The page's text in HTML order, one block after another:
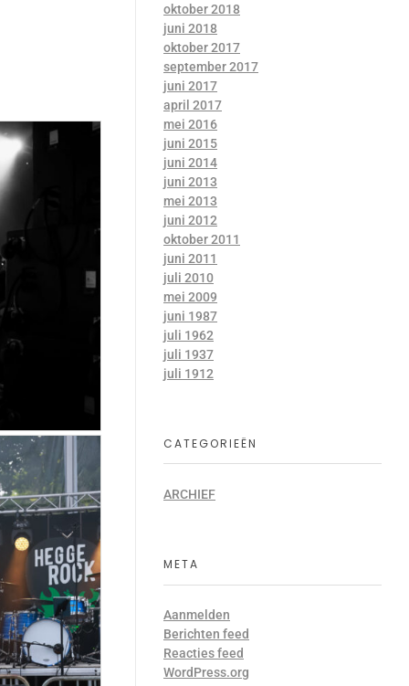
oktober 2018
juni 2018
oktober 2017
september 2017
juni 2017
april 2017
mei 2016
juni 2015
juni 2014
juni 2013
mei 2013
juni 2012
oktober 2011
juni 2011
juli 2010
mei 2009
juni 1987
juli 1962
juli 1937
juli 1912
CATEGORIEËN
ARCHIEF
META
Aanmelden
Berichten feed
Reacties feed
WordPress.org